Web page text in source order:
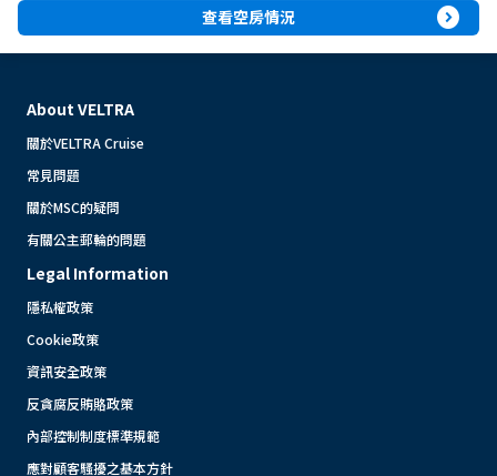
查看空房情況 expand_circle_right
About VELTRA
關於VELTRA Cruise
常見問題
關於MSC的疑問
有關公主郵輪的問題
Legal Information
隱私權政策
Cookie政策
資訊安全政策
反貪腐反賄賂政策
內部控制制度標準規範
應對顧客騷擾之基本方針